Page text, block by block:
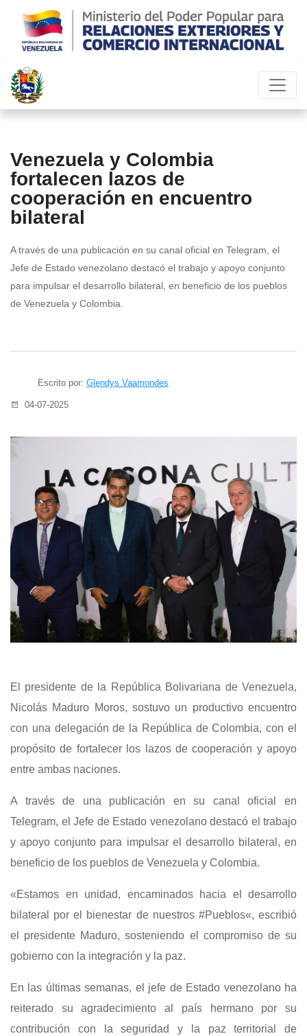
Venezuela y Colombia
fortalecen lazos de
cooperación en encuentro
bilateral
A través de una publicación en su canal oficial en Telegram, el
Jefe de Estado venezolano destacó el trabajo y apoyo conjunto
para impulsar el desarrollo bilateral, en beneficio de los pueblos
de Venezuela y Colombia.
Escrito por: Glendys Vaamondes
04-07-2025
El presidente de la República Bolivariana de Venezuela,
Nicolás Maduro Moros, sostuvo un productivo encuentro
con una delegación de la República de Colombia, con el
propósito de fortalecer los lazos de cooperación y apoyo
entre ambas naciones.
A través de una publicación en su canal oficial en
Telegram, el Jefe de Estado venezolano destacó el trabajo
y apoyo conjunto para impulsar el desarrollo bilateral, en
beneficio de los pueblos de Venezuela y Colombia.
«Estamos en unidad, encaminados hacia el desarrollo
bilateral por el bienestar de nuestros #Pueblos«, escribió
el presidente Maduro, sosteniendo el compromiso de su
gobierno con la integración y la paz.
En las últimas semanas, el jefe de Estado venezolano ha
reiterado su agradecimiento al país hermano por su
contribución con la seguridad y la paz territorial de